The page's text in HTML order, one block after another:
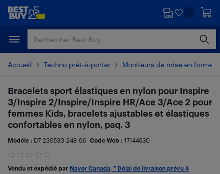
Passer
principal
Passer
Accueil Techno prêt-à-porter Moniteurs de mise en forme
Bracelets sport élastiques en nylon pour Inspire
3/Inspire 2/Inspire/Inspire HR/Ace 3/Ace 2 pour
femmes Kids, bracelets ajustables et élastiques
confortables en nylon, paq. 3
Modèle : D7-230530-248-06 Code Web : 17144630
Vendu et expédié par Navor Canada, * Délai de livraison prévu 4